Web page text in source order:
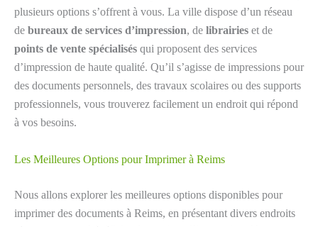
plusieurs options s’offrent à vous. La ville dispose d’un réseau
de bureaux de services d’impression, de librairies et de
points de vente spécialisés qui proposent des services
d’impression de haute qualité. Qu’il s’agisse de impressions pour
des documents personnels, des travaux scolaires ou des supports
professionnels, vous trouverez facilement un endroit qui répond
à vos besoins.
Les Meilleures Options pour Imprimer à Reims
Nous allons explorer les meilleures options disponibles pour
imprimer des documents à Reims, en présentant divers endroits